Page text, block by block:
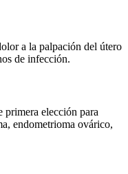
a la palpación del útero
de infección.
primera elección para
endometrioma ovárico,